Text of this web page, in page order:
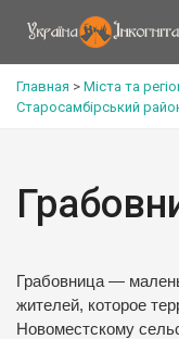
Главная > Міста та
Старосамбірський
Грабовница —
жителей, которое
Новоместскому